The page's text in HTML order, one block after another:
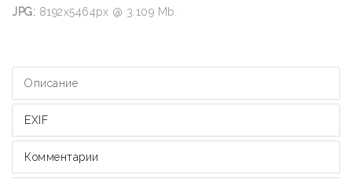
JPG: 8192x5464px @ 3.109 Mb.
Описание
EXIF
Комментарии